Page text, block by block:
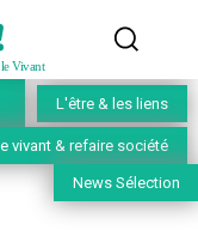
Vivant
L'être & les liens
vivant & refaire société
News Sélection